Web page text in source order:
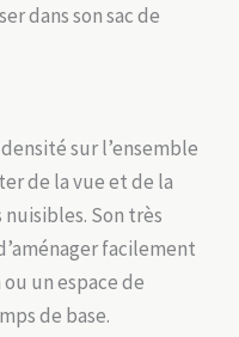
dans son sac de
sur l’ensemble
de la vue et de la
nuisibles. Son très
facilement
un espace de
de base.